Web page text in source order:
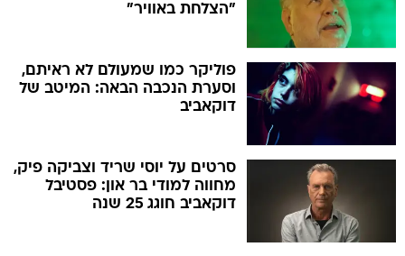
"הצלחת באוויר"
פוליקר כמו שמעולם לא ראיתם,
וסערת הנכבה הבאה: המיטב של
דוקאביב
סרטים על יוסי שריד וצביקה פיק,
מחווה למודי בר און: פסטיבל
דוקאביב חוגג 25 שנה